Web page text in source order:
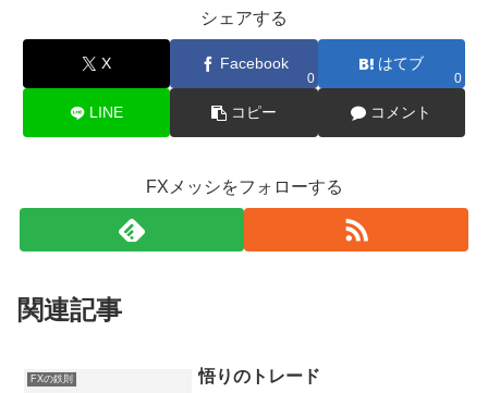
シェアする
X Facebook
0
はてブ
0
LINE コピー コメント
FXメッシをフォローする
関連記事
FXの鉄則 悟りのトレード